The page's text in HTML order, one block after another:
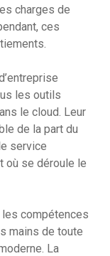
charges de
ces
les outils
le cloud. Leur
de la part du
service
où se déroule le
les compétences
mains de toute
La